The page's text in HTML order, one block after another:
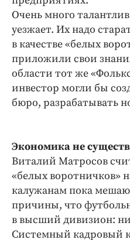
Очень много
уезжает. Их надо
в качестве «белых
приложили свои
области тот же
инвестор могли бы
бюро, разрабатывать
Экономика не
Виталий Матросов
«белых воротничков»
калужанам пока
причины, что
в высший дивизион:
Системный кадровый